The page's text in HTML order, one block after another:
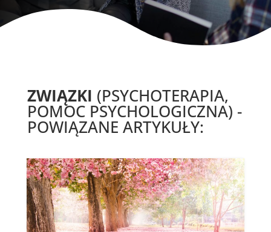
ZWIĄZKI (PSYCHOTERAPIA,
POMOC PSYCHOLOGICZNA) -
POWIĄZANE ARTYKUŁY: